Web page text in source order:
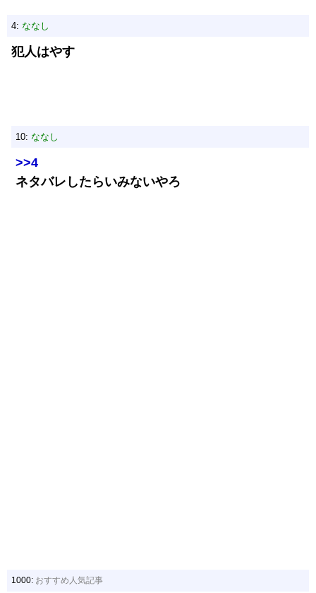
4: ななし
犯人はやす
10: ななし
>>4
ネタバレしたらいみないやろ
1000: おすすめ人気記事